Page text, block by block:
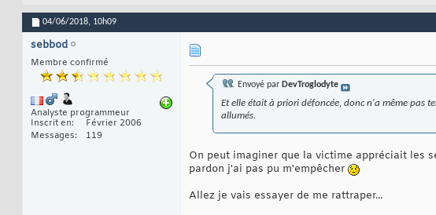
04/06/2018, 10h09
sebbod
Membre confirmé
Analyste programmeur
Inscrit en
Février 2006
Messages
119
Envoyé par DevTroglodyte
Et elle était à priori défoncée, donc n'a même pas
allumés.
On peut imaginer que la victime appréciait les
pardon j'ai pas pu m'empêcher
Allez je vais essayer de me rattraper...